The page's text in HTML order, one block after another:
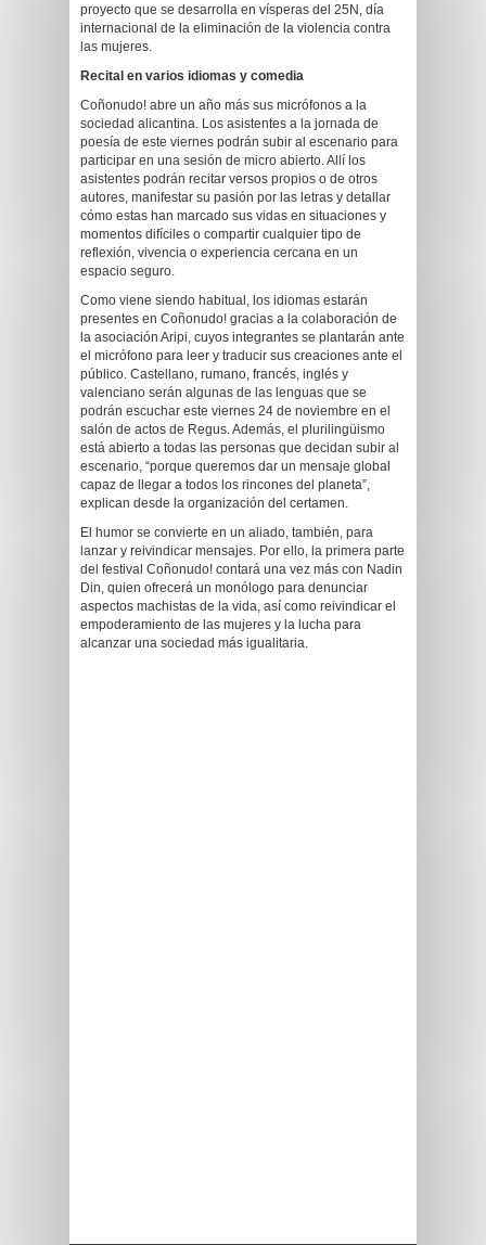
proyecto que se desarrolla en vísperas del 25N, día
internacional de la eliminación de la violencia contra
las mujeres.
Recital en varios idiomas y comedia
Coñonudo! abre un año más sus micrófonos a la
sociedad alicantina. Los asistentes a la jornada de
poesía de este viernes podrán subir al escenario para
participar en una sesión de micro abierto. Allí los
asistentes podrán recitar versos propios o de otros
autores, manifestar su pasión por las letras y detallar
cómo estas han marcado sus vidas en situaciones y
momentos difíciles o compartir cualquier tipo de
reflexión, vivencia o experiencia cercana en un
espacio seguro.
Como viene siendo habitual, los idiomas estarán
presentes en Coñonudo! gracias a la colaboración de
la asociación Aripi, cuyos integrantes se plantarán ante
el micrófono para leer y traducir sus creaciones ante el
público. Castellano, rumano, francés, inglés y
valenciano serán algunas de las lenguas que se
podrán escuchar este viernes 24 de noviembre en el
salón de actos de Regus. Además, el plurilingüismo
está abierto a todas las personas que decidan subir al
escenario, “porque queremos dar un mensaje global
capaz de llegar a todos los rincones del planeta”,
explican desde la organización del certamen.
El humor se convierte en un aliado, también, para
lanzar y reivindicar mensajes. Por ello, la primera parte
del festival Coñonudo! contará una vez más con Nadin
Din, quien ofrecerá un monólogo para denunciar
aspectos machistas de la vida, así como reivindicar el
empoderamiento de las mujeres y la lucha para
alcanzar una sociedad más igualitaria.